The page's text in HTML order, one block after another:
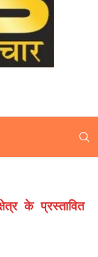
के प्रस्तावित